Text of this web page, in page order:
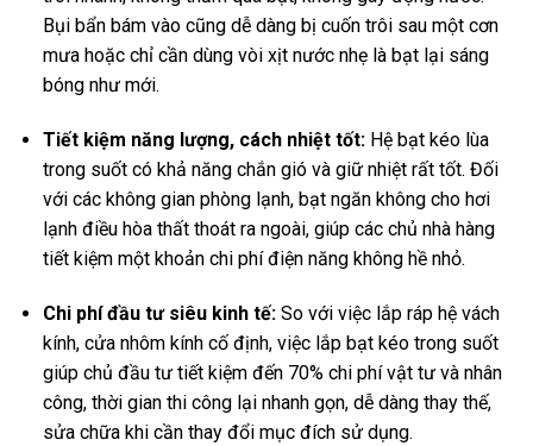
Bụi bẩn bám vào cũng dễ dàng bị cuốn trôi sau một cơn
mưa hoặc chỉ cần dùng vòi xịt nước nhẹ là bạt lại sáng
bóng như mới.
Tiết kiệm năng lượng, cách nhiệt tốt:Hệ bạt kéo lùa
trong suốt có khả năng chắn gió và giữ nhiệt rất tốt. Đối
với các không gian phòng lạnh, bạt ngăn không cho hơi
lạnh điều hòa thất thoát ra ngoài, giúp các chủ nhà hàng
tiết kiệm một khoản chi phí điện năng không hề nhỏ.
Chi phí đầu tư siêu kinh tế:So với việc lắp ráp hệ vách
kính, cửa nhôm kính cố định, việc lắp bạt kéo trong suốt
giúp chủ đầu tư tiết kiệm đến 70% chi phí vật tư và nhân
công, thời gian thi công lại nhanh gọn, dễ dàng thay thế,
sửa chữa khi cần thay đổi mục đích sử dụng.